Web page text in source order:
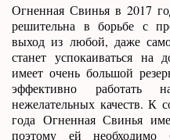
Огненная Свинья в 2017
решительна в борьбе с
выход из любой, даже
станет успокаиваться на
имеет очень большой
эффективно работать
нежелательных качеств. К
года Огненная Свинья
поэтому ей необходимо